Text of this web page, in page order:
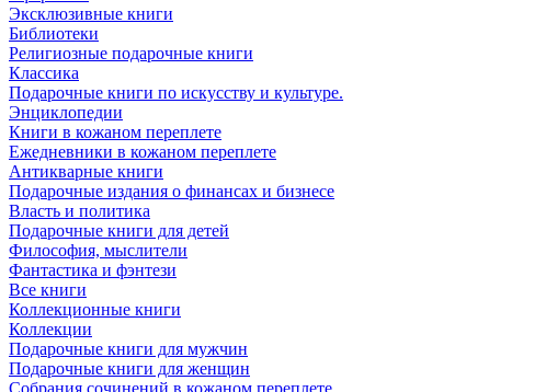
Эксклюзивные книги
Библиотеки
Религиозные подарочные книги
Классика
Подарочные книги по искусству и культуре.
Энциклопедии
Книги в кожаном переплете
Ежедневники в кожаном переплете
Антикварные книги
Подарочные издания о финансах и бизнесе
Власть и политика
Подарочные книги для детей
Философия, мыслители
Фантастика и фэнтези
Все книги
Коллекционные книги
Коллекции
Подарочные книги для мужчин
Подарочные книги для женщин
Собрания сочинений в кожаном переплете